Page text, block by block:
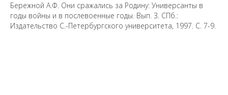
Бережной А.Ф. Они сражались за Родину: Универсанты в
годы войны и в послевоенные годы. Вып. 3. СПб.:
Издательство С.-Петербургского университета, 1997. С. 7-9.